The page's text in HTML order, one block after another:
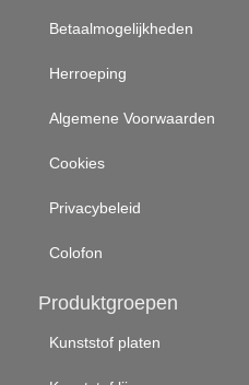
Betaalmogelijkheden
Herroeping
Algemene Voorwaarden
Cookies
Privacybeleid
Colofon
Produktgroepen
Kunststof platen